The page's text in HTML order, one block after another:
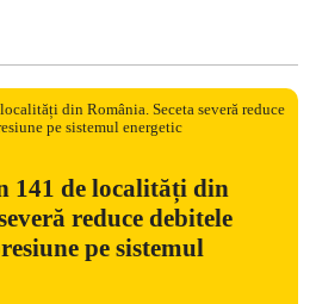
141 de localități din
reduce debitele
pe sistemul